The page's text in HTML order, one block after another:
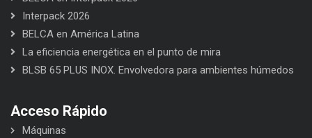
Interpack 2026
BELCA en América Latina
La eficiencia energética en el punto de mira
BLSB 65 PLUS INOX. Envolvedora para ambientes húmedos
Acceso Rápido
Máquinas